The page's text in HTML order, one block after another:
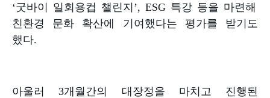
‘굿바이 일회용컵 챌린지 ’, ESG 특강 등을 마련해
친환경 문화 확산에 기여했다는 평가를 받기도
했다.
아울러 3개월간의 대장정을 마치고 진행된